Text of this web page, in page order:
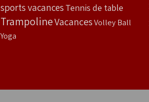
sports vacances Tennis de table
TrampolineVacancesVolley Ball
Yoga